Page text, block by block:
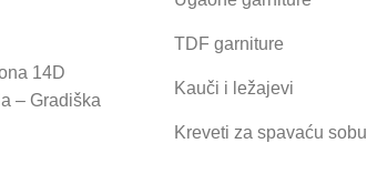
14D
– Gradiška
TDF garniture
Kauči i ležajevi
Kreveti za spavaću sobu